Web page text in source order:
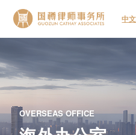
中文
OVERSEAS OFFICE